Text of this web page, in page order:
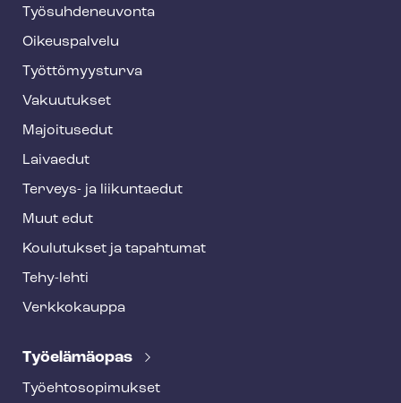
f
o
o
t
e
Työ­suh­de­neu­von­ta
Oikeuspalvelu
Työt­tö­myys­tur­va
Vakuutukset
Majoitusedut
Laivaedut
Terveys- ja liikuntaedut
Muut edut
Koulutukset ja tapahtumat
Tehy-lehti
Verkkokauppa
Työelämäopas
Työ­eh­to­so­pi­muk­set